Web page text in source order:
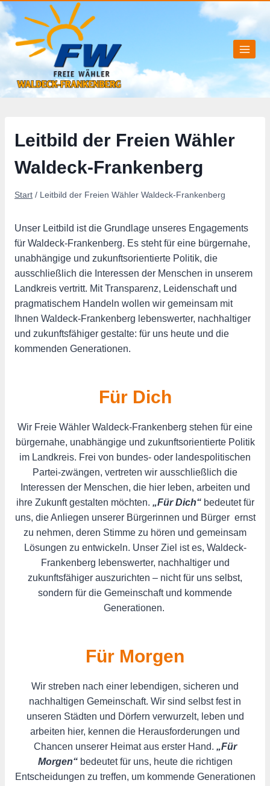
Zum
Inhalt
springen
Leitbild der Freien Wähler
Waldeck-Frankenberg
Start / Leitbild der Freien Wähler Waldeck-Frankenberg
Unser Leitbild ist die Grundlage unseres Engagements
für Waldeck-Frankenberg. Es steht für eine bürgernahe,
unabhängige und zukunftsorientierte Politik, die
ausschließlich die Interessen der Menschen in unserem
Landkreis vertritt. Mit Transparenz, Leidenschaft und
pragmatischem Handeln wollen wir gemeinsam mit
Ihnen Waldeck-Frankenberg lebenswerter, nachhaltiger
und zukunftsfähiger gestalte: für uns heute und die
kommenden Generationen.
Für Dich
Wir Freie Wähler Waldeck-Frankenberg stehen für eine
bürgernahe, unabhängige und zukunftsorientierte Politik
im Landkreis. Frei von bundes- oder landespolitischen
Partei-zwängen, vertreten wir ausschließlich die
Interessen der Menschen, die hier leben, arbeiten und
ihre Zukunft gestalten möchten. „Für Dich“bedeutet für
uns, die Anliegen unserer Bürgerinnen und Bürger ernst
zu nehmen, deren Stimme zu hören und gemeinsam
Lösungen zu entwickeln. Unser Ziel ist es, Waldeck-
Frankenberg lebenswerter, nachhaltiger und
zukunftsfähiger auszurichten – nicht für uns selbst,
sondern für die Gemeinschaft und kommende
Generationen.
Für Morgen
Wir streben nach einer lebendigen, sicheren und
nachhaltigen Gemeinschaft. Wir sind selbst fest in
unseren Städten und Dörfern verwurzelt, leben und
arbeiten hier, kennen die Herausforderungen und
Chancen unserer Heimat aus erster Hand. „Für
Morgen“bedeutet für uns, heute die richtigen
Entscheidungen zu treffen, um kommende Generationen